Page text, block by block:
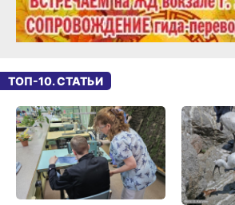
ТОП-10. СТАТЬИ